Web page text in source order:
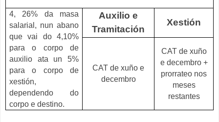
4, 26% da masa
salarial, nun abano
que vai do 4,10%
para o corpo de
auxilio ata un 5%
para o corpo de
xestión,
dependendo do
corpo e destino.
Auxilio e
Tramitación
Xestión
CAT de xuño e
decembro
CAT de xuño
e decembro +
prorrateo nos
meses
restantes